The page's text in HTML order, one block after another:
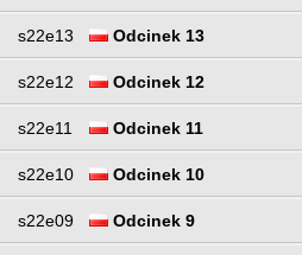
s22e13 Odcinek 13
s22e12 Odcinek 12
s22e11 Odcinek 11
s22e10 Odcinek 10
s22e09 Odcinek 9